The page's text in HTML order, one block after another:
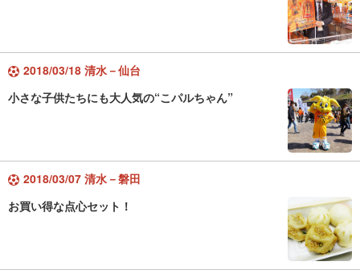
2018/03/18 清水－仙台
小さな子供たちにも大人気の“こパルちゃん”
2018/03/07 清水－磐田
お買い得な点心セット！